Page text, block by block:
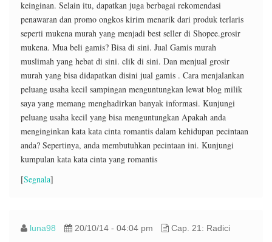
keinginan. Selain itu, dapatkan juga berbagai rekomendasi
penawaran dan promo ongkos kirim menarik dari produk terlaris
seperti mukena murah yang menjadi best seller di Shopee.grosir
mukena. Mua beli gamis? Bisa di sini. Jual Gamis murah
muslimah yang hebat di sini. clik di sini. Dan menjual grosir
murah yang bisa didapatkan disini jual gamis . Cara menjalankan
peluang usaha kecil sampingan menguntungkan lewat blog milik
saya yang memang menghadirkan banyak informasi. Kunjungi
peluang usaha kecil yang bisa menguntungkan Apakah anda
menginginkan kata kata cinta romantis dalam kehidupan pecintaan
anda? Sepertinya, anda membutuhkan pecintaan ini. Kunjungi
kumpulan kata kata cinta yang romantis
[Segnala]
luna98 20/10/14 - 04:04 pm Cap. 21: Radici